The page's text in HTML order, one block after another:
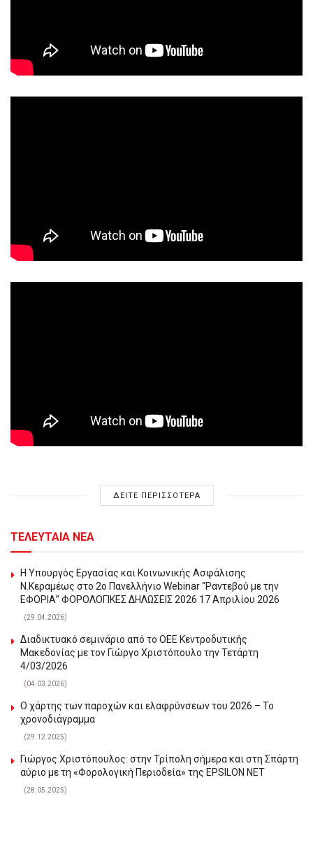
ΔΕΙΤΕ ΠΕΡΙΣΣΟΤΕΡΑ
ΤΕΛΕΥΤΑΙΑ ΝΕΑ
Η Υπουργός Εργασίας και Κοινωνικής Ασφάλισης
Ν.Κεραμέως στο 2o Πανελλήνιο Webinar “Ραντεβού με την
ΕΦΟΡΙΑ” ΦΟΡΟΛΟΓΙΚΕΣ ΔΗΛΩΣΕΙΣ 2026 17 Απριλίου 2026
(29.04.2026)
Διαδικτυακό σεμινάριο από το ΟΕΕ Κεντροδυτικής
Μακεδονίας με τον Γιώργο Χριστόπουλο την Τετάρτη
4/03/2026
(04.03.2026)
Ο χάρτης των παροχών και ελαφρύνσεων του 2026 – Το
χρονοδιάγραμμα
(29.12.2025)
Γιώργος Χριστόπουλος: στην Τρίπολη σήμερα και στη Σπάρτη
αύριο με τη «Φορολογική Περιοδεία» της EPSILON NET
(28.05.2025)